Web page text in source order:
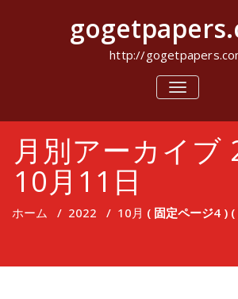
キ
http://
ナ
ビ
シ
ン
り
替
月別アーカイブ
10月11日
ホーム / 2022 / 10月 ( 固定ページ4 )